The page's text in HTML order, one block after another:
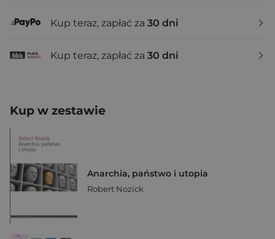
Kup teraz, zapłać za 30 dni
Kup teraz, zapłać za 30 dni
Kup w zestawie
Anarchia, państwo i utopia
Robert Nozick